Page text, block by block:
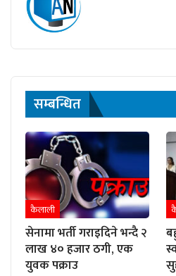
सम्बन्धित
कैलाली
सेनामा भर्ती गराइदिने भन्दै २
लाख ४० हजार ठगी, एक
युवक पक्राउ